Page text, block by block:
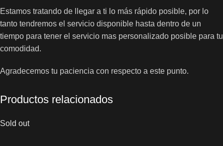
Estamos tratando de llegar a ti lo más rápido posible, por lo
tanto tendremos el servicio disponible hasta dentro de un
tiempo para tener el servicio mas personalizado posible para tu
comodidad.
Agradecemos tu paciencia con respecto a este punto.
Productos relacionados
Sold out